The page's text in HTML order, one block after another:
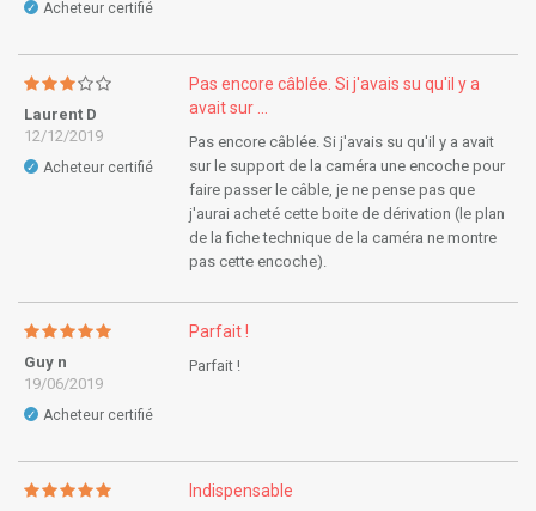
✓ Acheteur certifié
Laurent D
12/12/2019
✓ Acheteur certifié
Pas encore câblée. Si j'avais su qu'il y a
avait sur ...
Pas encore câblée. Si j'avais su qu'il y a avait
sur le support de la caméra une encoche pour
faire passer le câble, je ne pense pas que
j'aurai acheté cette boite de dérivation (le plan
de la fiche technique de la caméra ne montre
pas cette encoche).
Guy n
19/06/2019
✓ Acheteur certifié
Parfait !
Parfait !
Indispensable